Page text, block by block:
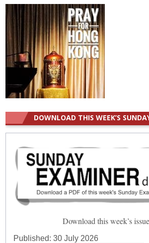
DOWNLOAD THIS WEEK’S
Download this week’s issue
Published:30 July 2026